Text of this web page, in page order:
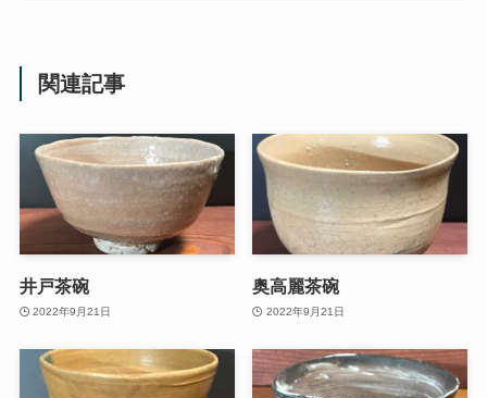
関連記事
井戸茶碗
2022年9月21日
奥高麗茶碗
2022年9月21日